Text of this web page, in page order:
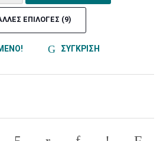
ΕΠΙΛΟΓΕΣ (9)
ΣΥΓΚΡΙΣΗ